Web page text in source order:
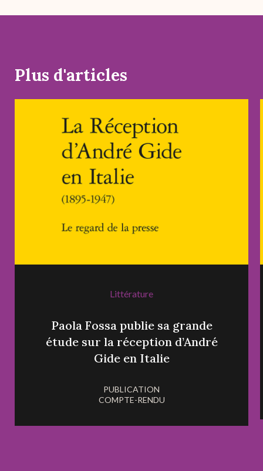
Plus d'articles
Littérature
Paola Fossa publie sa grande
étude sur la réception d’André
Gide en Italie
PUBLICATION
COMPTE-RENDU